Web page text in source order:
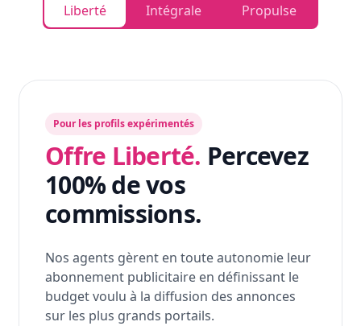
Liberté Intégrale Propulse
Pour les profils expérimentés
Offre Liberté. Percevez
100% de vos
commissions.
Nos agents gèrent en toute autonomie leur
abonnement publicitaire en définissant le
budget voulu à la diffusion des annonces
sur les plus grands portails.